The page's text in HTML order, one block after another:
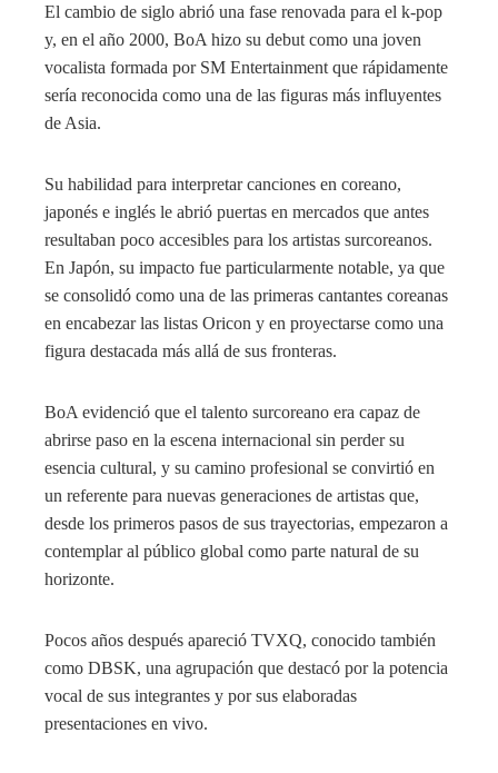
El cambio de siglo abrió una fase renovada para el k-pop
y, en el año 2000, BoA hizo su debut como una joven
vocalista formada por SM Entertainment que rápidamente
sería reconocida como una de las figuras más influyentes
de Asia.
Su habilidad para interpretar canciones en coreano,
japonés e inglés le abrió puertas en mercados que antes
resultaban poco accesibles para los artistas surcoreanos.
En Japón, su impacto fue particularmente notable, ya que
se consolidó como una de las primeras cantantes coreanas
en encabezar las listas Oricon y en proyectarse como una
figura destacada más allá de sus fronteras.
BoA evidenció que el talento surcoreano era capaz de
abrirse paso en la escena internacional sin perder su
esencia cultural, y su camino profesional se convirtió en
un referente para nuevas generaciones de artistas que,
desde los primeros pasos de sus trayectorias, empezaron a
contemplar al público global como parte natural de su
horizonte.
Pocos años después apareció TVXQ, conocido también
como DBSK, una agrupación que destacó por la potencia
vocal de sus integrantes y por sus elaboradas
presentaciones en vivo.